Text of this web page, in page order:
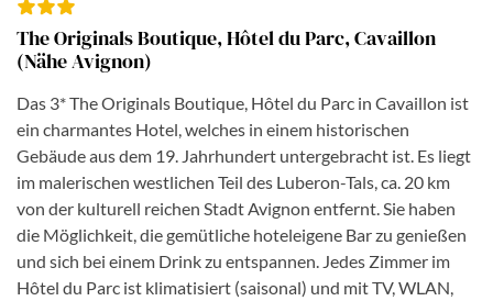
The Originals Boutique, Hôtel du Parc, Cavaillon
(Nähe Avignon)
Das 3* The Originals Boutique, Hôtel du Parc in Cavaillon ist
ein charmantes Hotel, welches in einem historischen
Gebäude aus dem 19. Jahrhundert untergebracht ist. Es liegt
im malerischen westlichen Teil des Luberon-Tals, ca. 20 km
von der kulturell reichen Stadt Avignon entfernt. Sie haben
die Möglichkeit, die gemütliche hoteleigene Bar zu genießen
und sich bei einem Drink zu entspannen. Jedes Zimmer im
Hôtel du Parc ist klimatisiert (saisonal) und mit TV, WLAN,